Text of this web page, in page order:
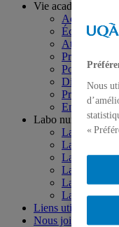
Vie académique
Activités
Écoles d’été
Ateliers de
Projets
Diplômés
Programmes
Emplois
Labo numérique
Labo en
Labo en
Labo en
Labo
Labo sur le
Labo 3.0
Liens utiles
Nous joindre
Nous
«